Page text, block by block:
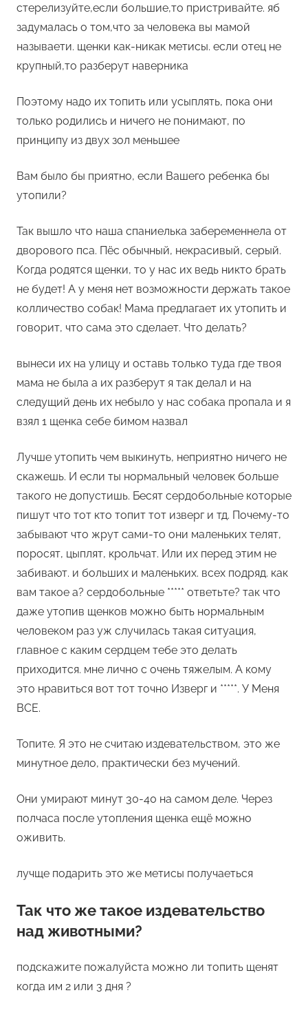
стерелизуйте,если большие,то пристривайте. яб
задумалась о том,что за человека вы мамой
называети. щенки как-никак метисы. если отец не
крупный,то разберут наверника
Поэтому надо их топить или усыплять, пока они
только родились и ничего не понимают, по
принципу из двух зол меньшее
Вам было бы приятно, если Вашего ребенка бы
утопили?
Так вышло что наша спаниелька забеременнела от
дворового пса. Пёс обычный, некрасивый, серый.
Когда родятся щенки, то у нас их ведь никто брать
не будет! А у меня нет возможности держать такое
колличество собак! Мама предлагает их утопить и
говорит, что сама это сделает. Что делать?
вынеси их на улицу и оставь только туда где твоя
мама не была а их разберут я так делал и на
следущий день их небыло у нас собака пропала и я
взял 1 щенка себе бимом назвал
Лучше утопить чем выкинуть, неприятно ничего не
скажешь. И если ты нормальный человек больше
такого не допустишь. Бесят сердобольные которые
пишут что тот кто топит тот изверг и тд. Почему-то
забывают что жрут сами-то они маленьких телят,
поросят, цыплят, крольчат. Или их перед этим не
забивают. и больших и маленьких. всех подряд. как
вам такое а? сердобольные ***** ответьте? так что
даже утопив щенков можно быть нормальным
человеком раз уж случилась такая ситуация,
главное с каким сердцем тебе это делать
приходится. мне лично с очень тяжелым. А кому
это нравиться вот тот точно Изверг и *****. У Меня
ВСЕ.
Топите. Я это не считаю издевательством, это же
минутное дело, практически без мучений.
Они умирают минут 30-40 на самом деле. Через
полчаса после утопления щенка ещё можно
оживить.
лучще подарить это же метисы получаеться
Так что же такое издевательство
над животными?
подскажите пожалуйста можно ли топить щенят
когда им 2 или 3 дня ?